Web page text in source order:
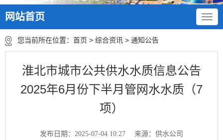
网站首页
您当前所在位置： 首页 > 综合资讯 > 通知公告
淮北市城市公共供水水质信息公告
2025年6月份下半月管网水水质（7
项）
发布日期：2025-07-04 10:27
来源：供水公司